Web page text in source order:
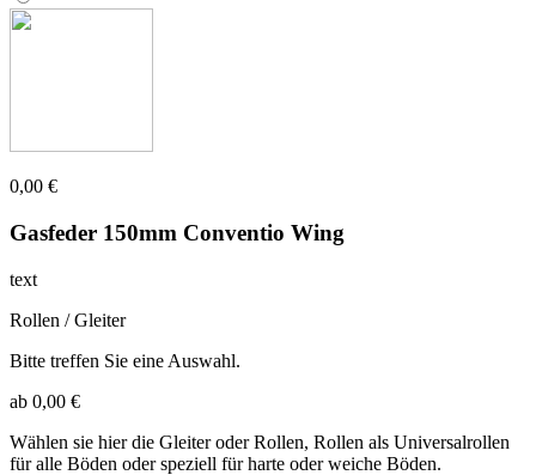
0,00 €
Gasfeder 150mm Conventio Wing
text
Rollen / Gleiter
Bitte treffen Sie eine Auswahl.
ab 0,00 €
Wählen sie hier die Gleiter oder Rollen, Rollen als Universalrollen
für alle Böden oder speziell für harte oder weiche Böden.